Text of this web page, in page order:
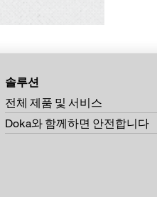
솔루션
전체 제품 및 서비스
Doka와 함께하면 안전합니다